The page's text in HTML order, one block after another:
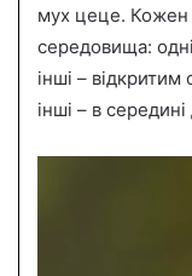
мух цеце. Кожен
середовища:
інші – відкритим
інші – в